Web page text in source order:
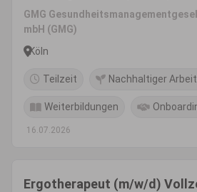
GMG
mbH (GMG)
Köln
Teilzeit Nachhaltiger
Weiterbildungen
16.07.2026
Ergotherapeut (m/w/d)